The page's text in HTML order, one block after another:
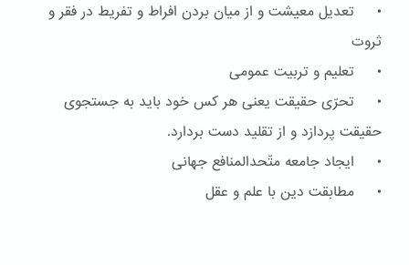
• تعدیل معیشت و از میان بردن افراط و تفریط در فقر و
ثروت
• تعلیم و تربیت عمومی
• تحرّی حقیقت یعنی هر کس خود باید به جستجوی
حقیقت پردازد و از تقلید دست بردارد.
• ایجاد جامعه متّحدالمنافع جهانی
• مطابقت دین با علم و عقل